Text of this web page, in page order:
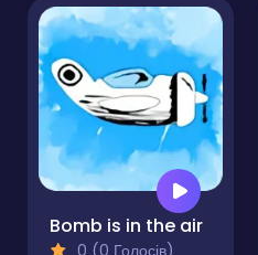
Bomb is in the air